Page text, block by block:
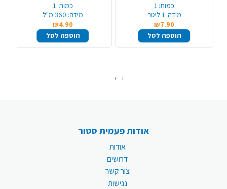
כמות: 1
מידה: 1 ליטר
₪7.90
הוספה לסל
כמות: 1
מידה: 360 מ"ל
₪4.90
הוספה לסל
‹
›
אודות פעמית סטור
אודות
דרושים
צור קשר
נגישות